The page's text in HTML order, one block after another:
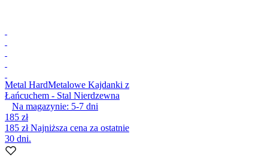
Metal HardMetalowe Kajdanki z
Łańcuchem - Stal Nierdzewna
Na magazynie: 5-7 dni
185 zł
185 złNajniższa cena za ostatnie
30 dni.